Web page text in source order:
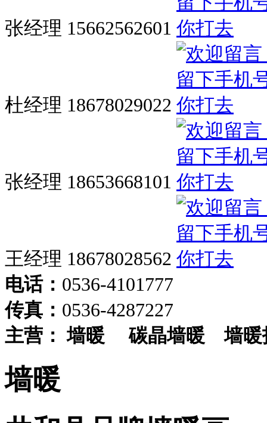
张经理 15662562601
杜经理 18678029022
张经理 18653668101
王经理 18678028562
电话： 0536-4101777
传真： 0536-4287227
主营： 墙暖碳晶墙暖墙暖
墙暖